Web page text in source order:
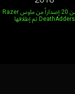
أكثر من 20 إصداراً من ماوس Razer
DeathAdders تم إطلاقها